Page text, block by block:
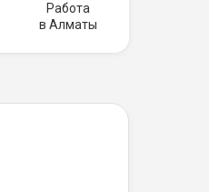
Работа
в Алматы